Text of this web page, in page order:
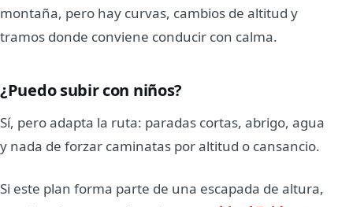
montaña, pero hay curvas, cambios de altitud y
tramos donde conviene conducir con calma.
¿Puedo subir con niños?
Sí, pero adapta la ruta: paradas cortas, abrigo, agua
y nada de forzar caminatas por altitud o cansancio.
Si este plan forma parte de una escapada de altura,